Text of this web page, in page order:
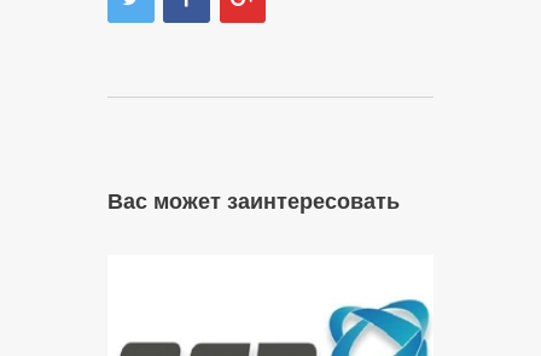
Вас может заинтересовать